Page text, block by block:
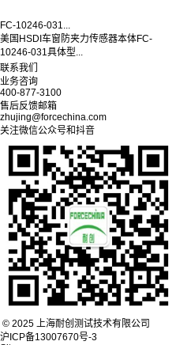
FC-10246-031...
美国HSDI车窗防夹力传感器本体FC-
10246-031具体型...
联系我们
业务咨询
400-877-3100
售后反馈邮箱
zhujing@forcechina.com
关注微信公众号和抖音
© 2025 上海耐创测试技术有限公司
沪ICP备13007670号-3